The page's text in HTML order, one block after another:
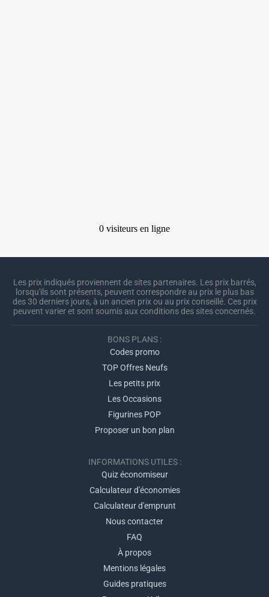
Les prix indiqués proviennent de sites partenaires. Les prix barrés,
lorsqu'ils sont présents, peuvent correspondre au prix le plus bas
des 30 derniers jours, à un ancien prix ou au prix conseillé. Ces prix
peuvent varier et sont soumis aux conditions des sites concernés.
BONS PLANS :
Codes promo
TOP Offres Neufs
Les petits prix
Les Occasions
Figurines POP
Proposer un bon plan
INFORMATIONS UTILES :
Quiz économiseur
Calculateur d'économies
Calculateur d'emprunt
Nous contacter
FAQ
À propos
Mentions légales
Guides pratiques